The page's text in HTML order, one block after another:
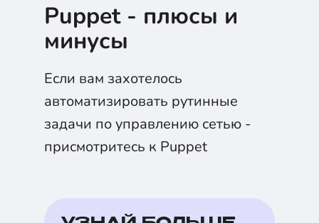
Puppet - плюсы и
минусы
Если вам захотелось
автоматизировать рутинные
задачи по управлению сетью -
присмотритесь к Puppet